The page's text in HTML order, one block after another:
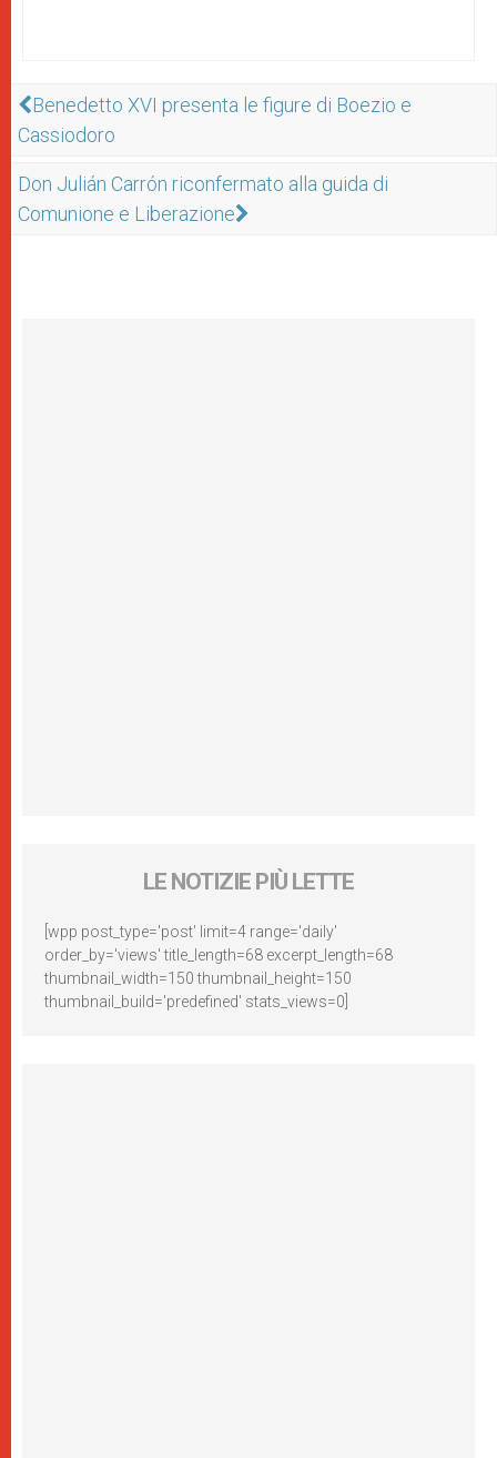
Benedetto XVI presenta le figure di Boezio e
Cassiodoro
Don Julián Carrón riconfermato alla guida di
Comunione e Liberazione
LE NOTIZIE PIÙ LETTE
[wpp post_type='post' limit=4 range='daily'
order_by='views' title_length=68 excerpt_length=68
thumbnail_width=150 thumbnail_height=150
thumbnail_build='predefined' stats_views=0]